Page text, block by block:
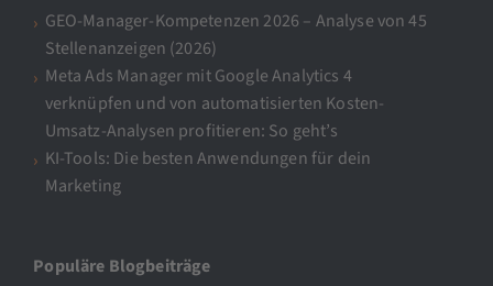
GEO-Manager-Kompetenzen 2026 – Analyse von 45
Stellenanzeigen (2026)
Meta Ads Manager mit Google Analytics 4
verknüpfen und von automatisierten Kosten-
Umsatz-Analysen profitieren: So geht’s
KI-Tools: Die besten Anwendungen für dein
Marketing
Populäre Blogbeiträge